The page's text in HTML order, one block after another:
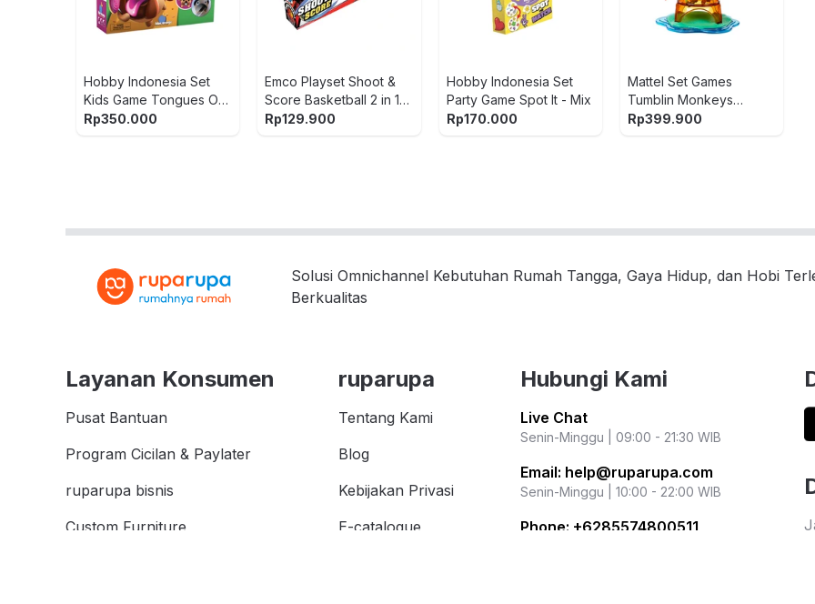
Hobby Indonesia Set
Kids Game Tongues Out
- Mix
Rp350.000
Emco Playset Shoot &
Score Basketball 2 in 1
100077
Rp129.900
Hobby Indonesia Set
Party Game Spot It - Mix
Rp170.000
Mattel Set Games
Tumblin Monkeys
Rockin Tree Party
Rp399.900
Solusi Omnichannel Kebutuhan Rumah Tangga, Gaya Hidup, dan Hobi
Berkualitas
Layanan Konsumen
Pusat Bantuan
Program Cicilan & Paylater
ruparupa bisnis
Custom Furniture
ruparupa
Tentang Kami
Blog
Kebijakan Privasi
E-catalogue
Hubungi Kami
Live Chat
Senin-Minggu | 09:00 - 21:30 WIB
Email: help@ruparupa.com
Senin-Minggu | 10:00 - 22:00 WIB
Phone: +6285574800511